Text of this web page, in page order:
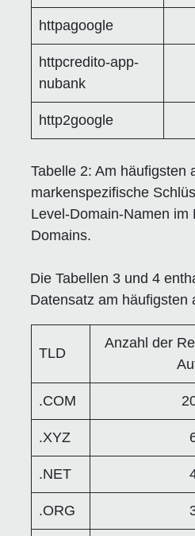
httpagoogle
httpcredito-app-
nubank
http2google
Tabelle 2: Am häufigsten
markenspezifische
Level-Domain-Namen im
Domains.
Die Tabellen 3 und 4
Datensatz am häufigsten
TLD
Anzahl der
.COM
.XYZ
.NET
.ORG